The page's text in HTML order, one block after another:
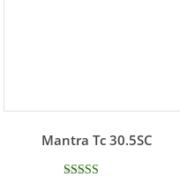
Mantra Tc 30.5SC